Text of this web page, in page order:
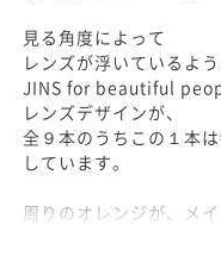
見る角度によって
レンズが浮いているよう
JINS for beautiful
レンズデザインが、
全９本のうちこの１本
しています。
周りのオレンジが、メ
だいぶコントラストが